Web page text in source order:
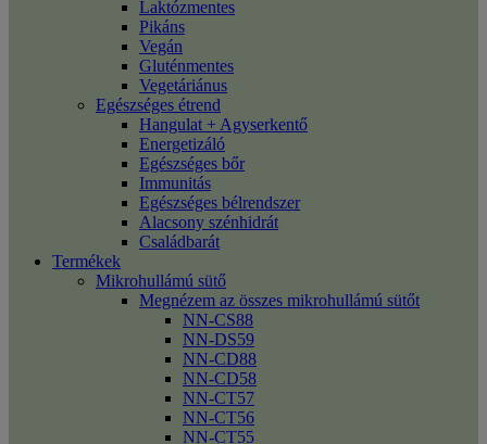
Laktózmentes
Pikáns
Vegán
Gluténmentes
Vegetáriánus
Egészséges étrend
Hangulat + Agyserkentő
Energetizáló
Egészséges bőr
Immunitás
Egészséges bélrendszer
Alacsony szénhidrát
Családbarát
Termékek
Mikrohullámú sütő
Megnézem az összes mikrohullámú sütőt
NN-CS88
NN-DS59
NN-CD88
NN-CD58
NN-CT57
NN-CT56
NN-CT55